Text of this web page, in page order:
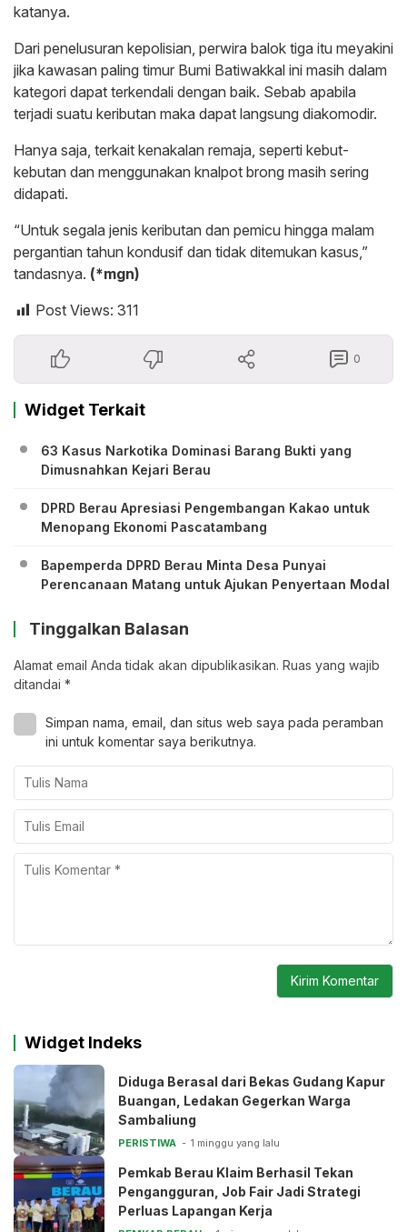
katanya.
Dari penelusuran kepolisian, perwira balok tiga itu meyakini
jika kawasan paling timur Bumi Batiwakkal ini masih dalam
kategori dapat terkendali dengan baik. Sebab apabila
terjadi suatu keributan maka dapat langsung diakomodir.
Hanya saja, terkait kenakalan remaja, seperti kebut-
kebutan dan menggunakan knalpot brong masih sering
didapati.
“Untuk segala jenis keributan dan pemicu hingga malam
pergantian tahun kondusif dan tidak ditemukan kasus,”
tandasnya. (*mgn)
Post Views: 311
0
Widget Terkait
63 Kasus Narkotika Dominasi Barang Bukti yang
Dimusnahkan Kejari Berau
DPRD Berau Apresiasi Pengembangan Kakao untuk
Menopang Ekonomi Pascatambang
Bapemperda DPRD Berau Minta Desa Punyai
Perencanaan Matang untuk Ajukan Penyertaan Modal
Tinggalkan Balasan
Alamat email Anda tidak akan dipublikasikan. Ruas yang wajib
ditandai *
Simpan nama, email, dan situs web saya pada peramban
ini untuk komentar saya berikutnya.
Widget Indeks
Diduga Berasal dari Bekas Gudang Kapur
Buangan, Ledakan Gegerkan Warga
Sambaliung
PERISTIWA 1 minggu yang lalu
Pemkab Berau Klaim Berhasil Tekan
Pengangguran, Job Fair Jadi Strategi
Perluas Lapangan Kerja